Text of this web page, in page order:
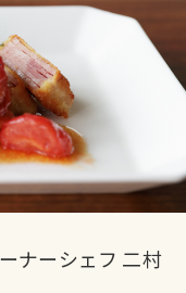
ナーシェフ 二村